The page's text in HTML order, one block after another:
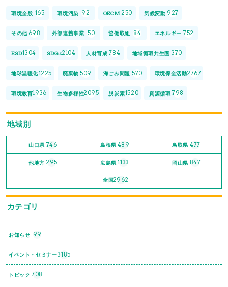
環境全般 165 環境汚染 92 OECM 250 気候変動 927
その他 698 外部連携事業 50 協働取組 84 エネルギー 752
ESD1304 SDGs2104 人材育成 784 地域循環共生圏 370
地球温暖化1225 廃棄物 509 海ごみ問題 570 環境保全活動2767
環境教育1936 生物多様性2095 脱炭素1520 資源循環 798
地域別
山口県 746 島根県 489 鳥取県 477
他地方 295 広島県 1133 岡山県 847
全国2962
カテゴリ
お知らせ 99
イベント・セミナー3185
トピック 708